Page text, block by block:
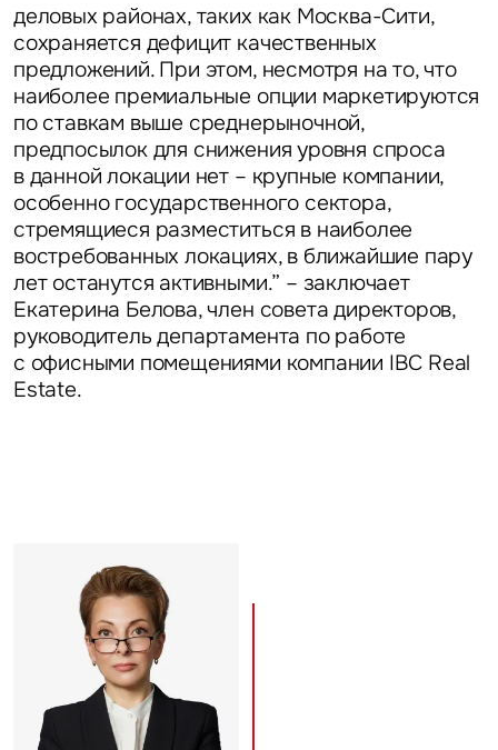
деловых районах, таких как Москва-Сити,
сохраняется дефицит качественных
предложений. При этом, несмотря на то, что
наиболее премиальные опции маркетируются
по ставкам выше среднерыночной,
предпосылок для снижения уровня спроса
в данной локации нет – крупные компании,
особенно государственного сектора,
стремящиеся разместиться в наиболее
востребованных локациях, в ближайшие пару
лет останутся активными.” – заключает
Екатерина Белова, член совета директоров,
руководитель департамента по работе
с офисными помещениями компании IBC Real
Estate.